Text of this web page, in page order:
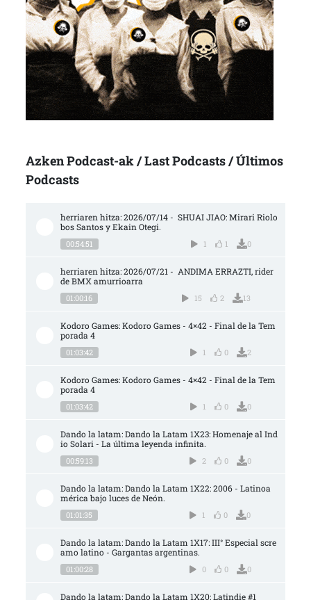
Azken Podcast-ak / Last Podcasts / Últimos
Podcasts
herriaren hitza: 2026/07/14 -  SHUAI JIAO: Mirari Riolo
bos Santos y Ekain Otegi.
00:54:51 1 1 0
herriaren hitza: 2026/07/21 -  ANDIMA ERRAZTI, rider
de BMX amurrioarra
01:00:16 15 2 13
Kodoro Games: Kodoro Games - 4×42 - Final de la Tem
porada 4
01:03:42 1 0 2
Kodoro Games: Kodoro Games - 4×42 - Final de la Tem
porada 4
01:03:42 1 0 0
Dando la latam: Dando la Latam 1X23: Homenaje al Ind
io Solari - La última leyenda infinita.
00:59:13 2 0 0
Dando la latam: Dando la Latam 1X22: 2006 - Latinoa
mérica bajo luces de Neón.
01:01:35 1 0 0
Dando la latam: Dando la Latam 1X17: III° Especial scre
amo latino - Gargantas argentinas.
01:00:28 0 0 0
Dando la latam: Dando la Latam 1X20: Latindie #1